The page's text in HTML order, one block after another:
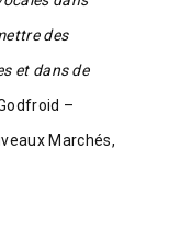
des
et dans de
–
Marchés,